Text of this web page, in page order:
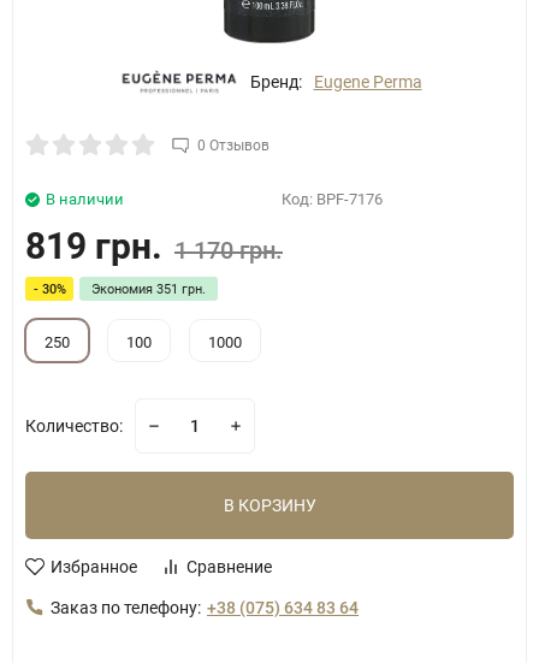
Бренд: Eugene Perma
0 Отзывов
Код: BPF-7176
В наличии
819 грн. 1 170 грн.
- 30% Экономия 351 грн.
250 100 1000
Количество:
В КОРЗИНУ
Избранное Сравнение
Заказ по телефону: +38 (075) 634 83 64